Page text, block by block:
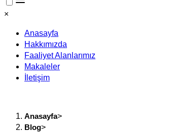
×
Anasayfa
Hakkımızda
Faaliyet Alanlarımız
Makaleler
İletişim
Anasayfa>
Blog>